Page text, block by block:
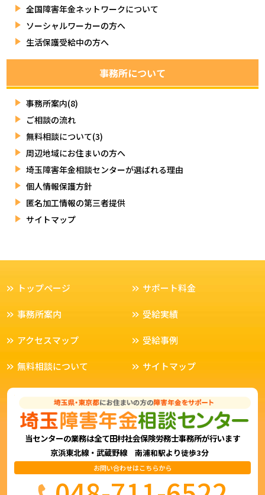
全国障害年金ネットワークについて
ソーシャルワーカーの方へ
生活保護受給中の方へ
事務所について
事務所案内(8)
ご相談の流れ
無料相談について(3)
周辺地域にお住まいの方へ
埼玉障害年金相談センターが選ばれる理由
個人情報保護方針
匿名加工情報の第三者提供
サイトマップ
当センターの業務は全て田村社会保険労務士事務所が行います
京浜東北線・武蔵野線
南浦和駅より徒歩3分
お問い合わせはこちらから
トップページ サポート料金
事務所案内 受給実績
アクセスマップ 受給事例
無料相談について サイトマップ